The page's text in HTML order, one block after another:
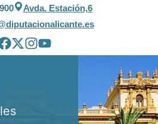
Avda. Estación,6